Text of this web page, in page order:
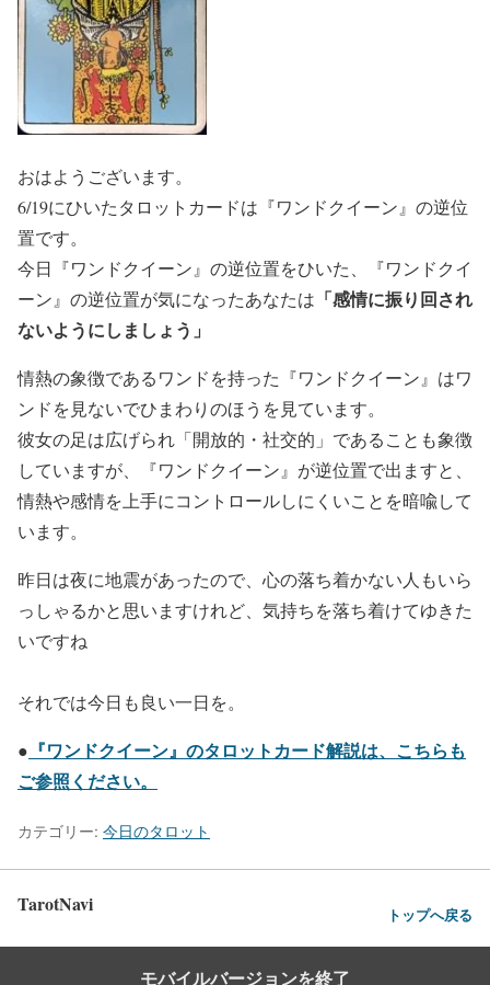
おはようございます。
6/19にひいたタロットカードは『ワンドクイーン』の逆位
置です。
今日『ワンドクイーン』の逆位置をひいた、『ワンドクイ
ーン』の逆位置が気になったあなたは 「感情に振り回され
ないようにしましょう」
情熱の象徴であるワンドを持った『ワンドクイーン』はワ
ンドを見ないでひまわりのほうを見ています。
彼女の足は広げられ「開放的・社交的」であることも象徴
していますが、『ワンドクイーン』が逆位置で出ますと、
情熱や感情を上手にコントロールしにくいことを暗喩して
います。
昨日は夜に地震があったので、心の落ち着かない人もいら
っしゃるかと思いますけれど、気持ちを落ち着けてゆきた
いですね
それでは今日も良い一日を。
● 『ワンドクイーン』のタロットカード解説は、こちらも
ご参照ください。
カテゴリー: 今日のタロット
TarotNavi トップへ戻る
モバイルバージョンを終了